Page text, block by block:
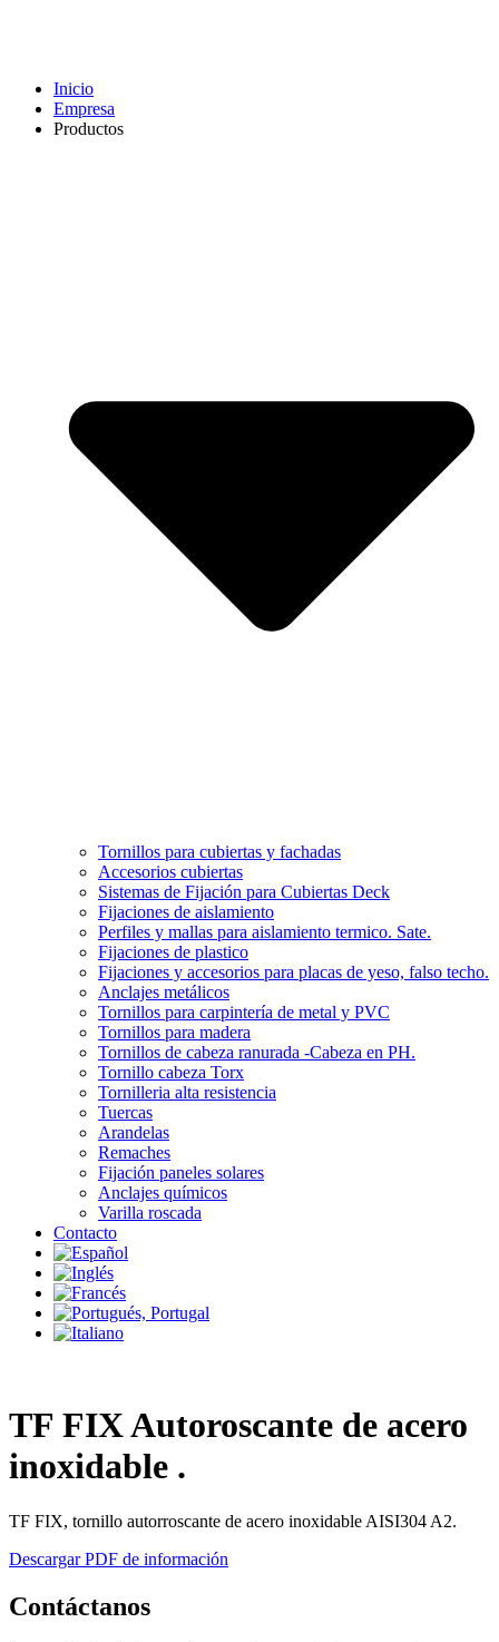
Inicio
Empresa
Productos
Tornillos para cubiertas y fachadas
Accesorios cubiertas
Sistemas de Fijación para Cubiertas Deck
Fijaciones de aislamiento
Perfiles y mallas para aislamiento termico. Sate.
Fijaciones de plastico
Fijaciones y accesorios para placas de yeso, falso techo.
Anclajes metálicos
Tornillos para carpintería de metal y PVC
Tornillos para madera
Tornillos de cabeza ranurada -Cabeza en PH.
Tornillo cabeza Torx
Tornilleria alta resistencia
Tuercas
Arandelas
Remaches
Fijación paneles solares
Anclajes químicos
Varilla roscada
Contacto
TF FIX Autoroscante de acero
inoxidable .
TF FIX, tornillo autorroscante de acero inoxidable AISI304 A2.
Descargar PDF de información
Contáctanos